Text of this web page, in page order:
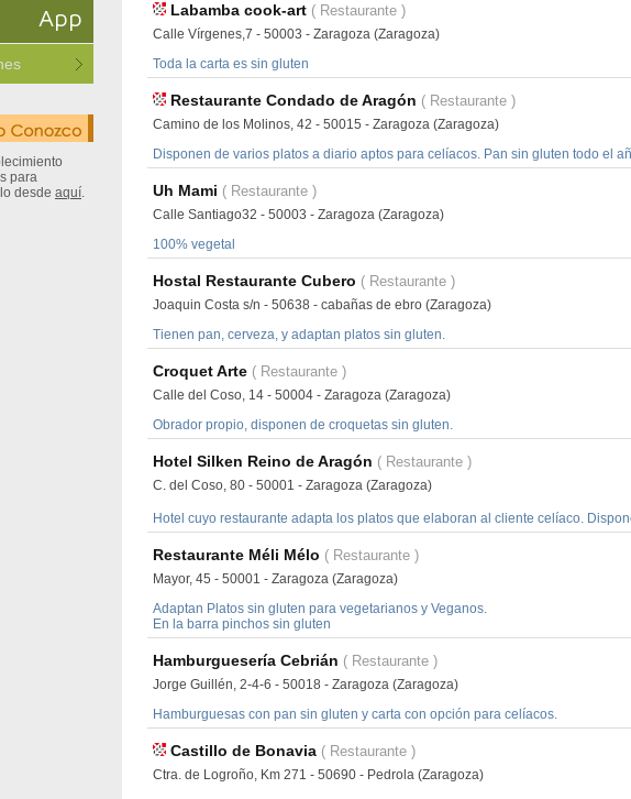
App
para
desde aquí.
Labamba cook-art ( Restaurante )
Calle Vírgenes,7 - 50003 - Zaragoza (Zaragoza)
Toda la carta es sin gluten
Restaurante Condado de Aragón ( Restaurante )
Camino de los Molinos, 42 - 50015 - Zaragoza (Zaragoza)
Disponen de varios platos a diario aptos para celíacos. Pan sin gluten todo el
Uh Mami ( Restaurante )
Calle Santiago32 - 50003 - Zaragoza (Zaragoza)
100% vegetal
Hostal Restaurante Cubero ( Restaurante )
Joaquin Costa s/n - 50638 - cabañas de ebro (Zaragoza)
Tienen pan, cerveza, y adaptan platos sin gluten.
Croquet Arte ( Restaurante )
Calle del Coso, 14 - 50004 - Zaragoza (Zaragoza)
Obrador propio, disponen de croquetas sin gluten.
Hotel Silken Reino de Aragón ( Restaurante )
C. del Coso, 80 - 50001 - Zaragoza (Zaragoza)
Hotel cuyo restaurante adapta los platos que elaboran al cliente celíaco.
Restaurante Méli Mélo ( Restaurante )
Mayor, 45 - 50001 - Zaragoza (Zaragoza)
Adaptan Platos sin gluten para vegetarianos y Veganos.
En la barra pinchos sin gluten
Hamburguesería Cebrián ( Restaurante )
Jorge Guillén, 2-4-6 - 50018 - Zaragoza (Zaragoza)
Hamburguesas con pan sin gluten y carta con opción para celíacos.
Castillo de Bonavia ( Restaurante )
Ctra. de Logroño, Km 271 - 50690 - Pedrola (Zaragoza)